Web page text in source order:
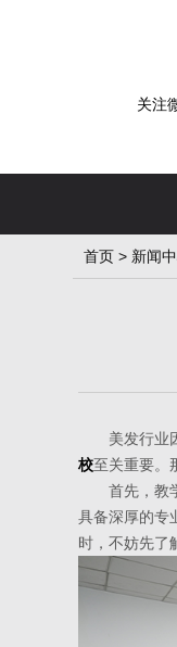
关注
首页 > 新闻
美发行业因
校至关重要。
首先，教学
具备深厚的专
时，不妨先了